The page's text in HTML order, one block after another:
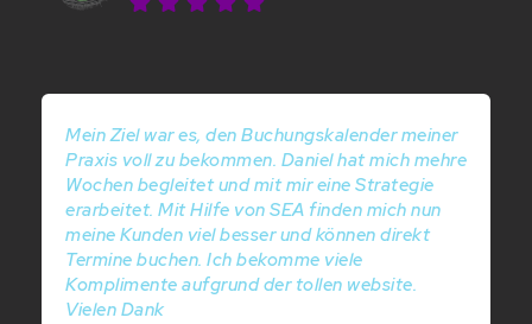
Mein Ziel war es, den Buchungskalender meiner
Praxis voll zu bekommen. Daniel hat mich mehre
Wochen begleitet und mit mir eine Strategie
erarbeitet. Mit Hilfe von SEA finden mich nun
meine Kunden viel besser und können direkt
Termine buchen. Ich bekomme viele
Komplimente aufgrund der tollen website.
Vielen Dank